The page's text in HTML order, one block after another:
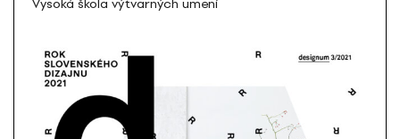
Vysoká škola výtvarných umení